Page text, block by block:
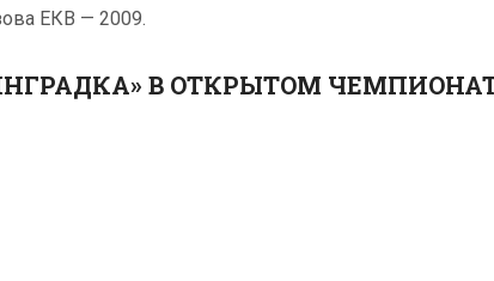
ЕКВ — 2009.
В ОТКРЫТОМ